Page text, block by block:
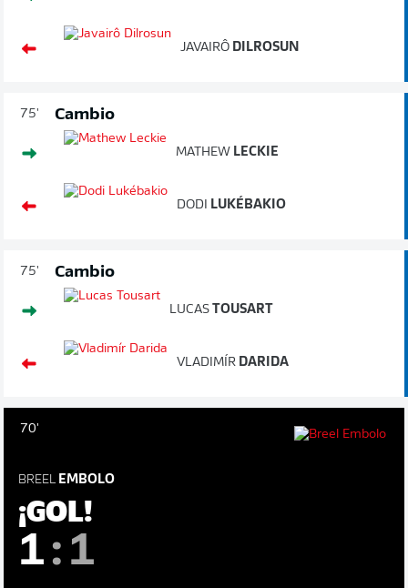
JAVAIRÔ DILROSUN
75' Cambio
MATHEW LECKIE
DODI LUKÉBAKIO
75' Cambio
LUCAS TOUSART
VLADIMÍR DARIDA
70'
BREEL EMBOLO
¡GOL!
1: 1